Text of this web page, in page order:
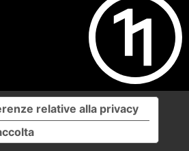
relative alla privacy